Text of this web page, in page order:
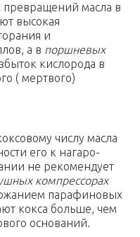
превращений масла в
высокая
и
а в поршневых
кислорода в
( мертвого)
числу масла
его к нагаро-
не рекомендует
компрессорах
парафиновых
кокса больше, чем
оснований.